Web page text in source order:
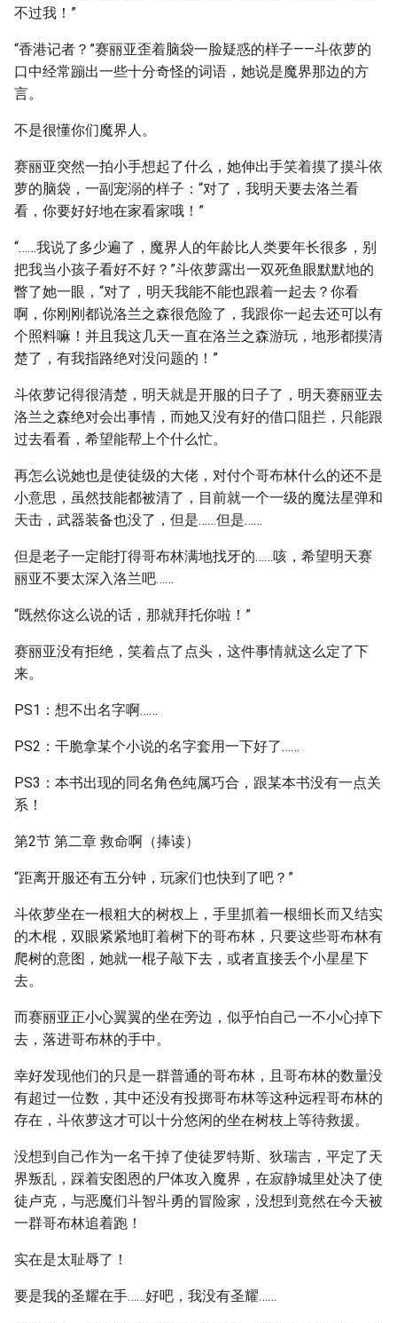
不过我！”
“香港记者？”赛丽亚歪着脑袋一脸疑惑的样子——斗依萝的
口中经常蹦出一些十分奇怪的词语，她说是魔界那边的方
言。
不是很懂你们魔界人。
赛丽亚突然一拍小手想起了什么，她伸出手笑着摸了摸斗依
萝的脑袋，一副宠溺的样子：“对了，我明天要去洛兰看
看，你要好好地在家看家哦！”
“……我说了多少遍了，魔界人的年龄比人类要年长很多，别
把我当小孩子看好不好？”斗依萝露出一双死鱼眼默默地的
瞥了她一眼，“对了，明天我能不能也跟着一起去？你看
啊，你刚刚都说洛兰之森很危险了，我跟你一起去还可以有
个照料嘛！并且我这几天一直在洛兰之森游玩，地形都摸清
楚了，有我指路绝对没问题的！”
斗依萝记得很清楚，明天就是开服的日子了，明天赛丽亚去
洛兰之森绝对会出事情，而她又没有好的借口阻拦，只能跟
过去看看，希望能帮上个什么忙。
再怎么说她也是使徒级的大佬，对付个哥布林什么的还不是
小意思，虽然技能都被清了，目前就一个一级的魔法星弹和
天击，武器装备也没了，但是……但是……
但是老子一定能打得哥布林满地找牙的……咳，希望明天赛
丽亚不要太深入洛兰吧……
“既然你这么说的话，那就拜托你啦！”
赛丽亚没有拒绝，笑着点了点头，这件事情就这么定了下
来。
PS1：想不出名字啊……
PS2：干脆拿某个小说的名字套用一下好了……
PS3：本书出现的同名角色纯属巧合，跟某本书没有一点关
系！
第2节 第二章 救命啊（捧读）
“距离开服还有五分钟，玩家们也快到了吧？”
斗依萝坐在一根粗大的树杈上，手里抓着一根细长而又结实
的木棍，双眼紧紧地盯着树下的哥布林，只要这些哥布林有
爬树的意图，她就一棍子敲下去，或者直接丢个小星星下
去。
而赛丽亚正小心翼翼的坐在旁边，似乎怕自己一不小心掉下
去，落进哥布林的手中。
幸好发现他们的只是一群普通的哥布林，且哥布林的数量没
有超过一位数，其中还没有投掷哥布林等这种远程哥布林的
存在，斗依萝这才可以十分悠闲的坐在树枝上等待救援。
没想到自己作为一名干掉了使徒罗特斯、狄瑞吉，平定了天
界叛乱，踩着安图恩的尸体攻入魔界，在寂静城里处决了使
徒卢克，与恶魔们斗智斗勇的冒险家，没想到竟然在今天被
一群哥布林追着跑！
实在是太耻辱了！
要是我的圣耀在手……好吧，我没有圣耀……